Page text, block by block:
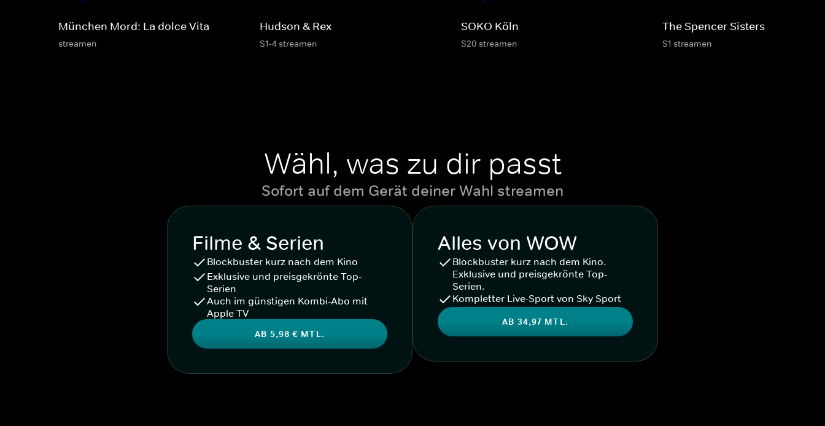
München Mord: La dolce Vita
streamen
Hudson & Rex
S1-4 streamen
SOKO Köln
S20 streamen
The Spencer Sisters
S1 streamen
Wähl, was zu dir passt
Sofort auf dem Gerät deiner Wahl streamen
Filme & Serien
Blockbuster kurz nach dem Kino
Exklusive und preisgekrönte Top-
Serien
Auch im günstigen Kombi-Abo mit
Apple TV
AB 5,98 € MTL.
Alles von WOW
Blockbuster kurz nach dem Kino.
Exklusive und preisgekrönte Top-
Serien.
Kompletter Live-Sport von Sky Sport
AB 34,97 MTL.